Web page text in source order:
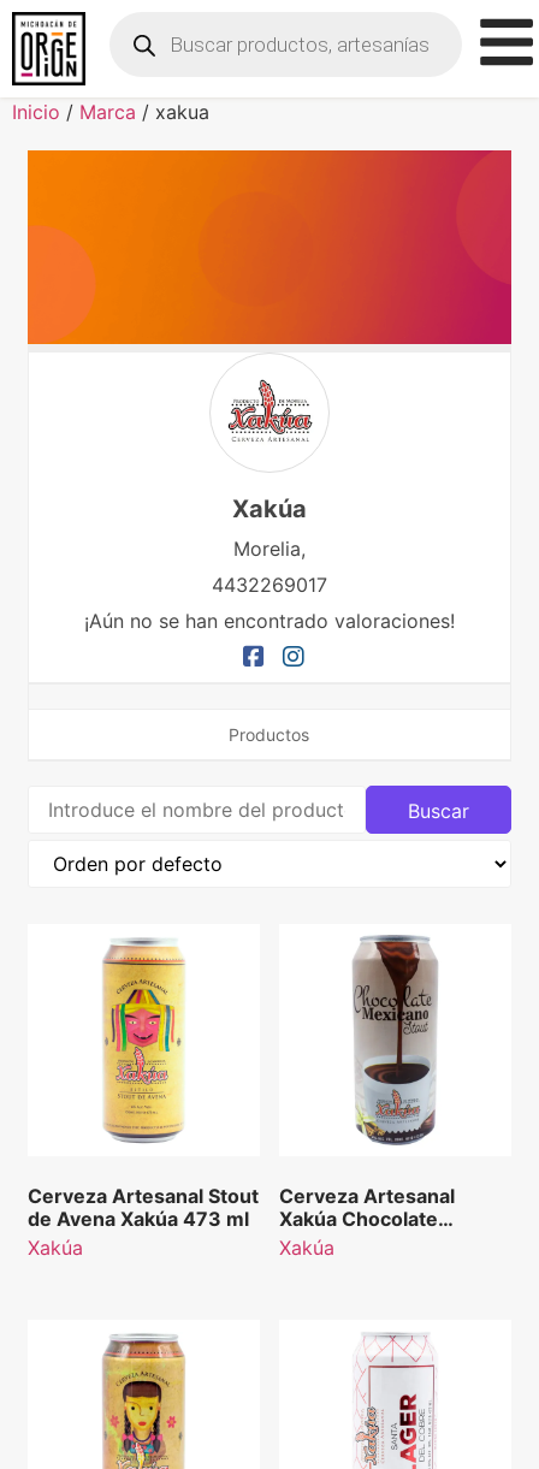
Inicio / Marca / xakua
Xakúa
Morelia,
4432269017
¡Aún no se han encontrado valoraciones!
Productos
Cerveza Artesanal Stout
de Avena Xakúa 473 ml
Xakúa
Cerveza Artesanal
Xakúa Chocolate
Mexicano Stout 473 ml
Xakúa